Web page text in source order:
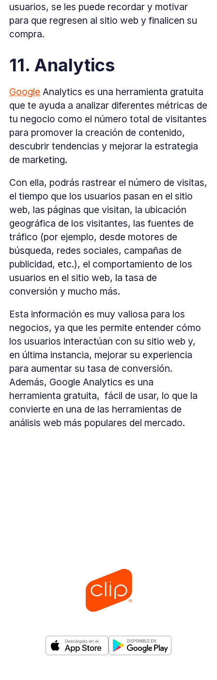
usuarios, se les puede recordar y motivar
para que regresen al sitio web y finalicen su
compra.
11. Analytics
Google Analytics es una herramienta gratuita
que te ayuda a analizar diferentes métricas de
tu negocio como el número total de visitantes
para promover la creación de contenido,
descubrir tendencias y mejorar la estrategia
de marketing.
Con ella, podrás rastrear el número de visitas,
el tiempo que los usuarios pasan en el sitio
web, las páginas que visitan, la ubicación
geográfica de los visitantes, las fuentes de
tráfico (por ejemplo, desde motores de
búsqueda, redes sociales, campañas de
publicidad, etc.), el comportamiento de los
usuarios en el sitio web, la tasa de
conversión y mucho más.
Esta información es muy valiosa para los
negocios, ya que les permite entender cómo
los usuarios interactúan con su sitio web y,
en última instancia, mejorar su experiencia
para aumentar su tasa de conversión.
Además, Google Analytics es una
herramienta gratuita, fácil de usar, lo que la
convierte en una de las herramientas de
análisis web más populares del mercado.